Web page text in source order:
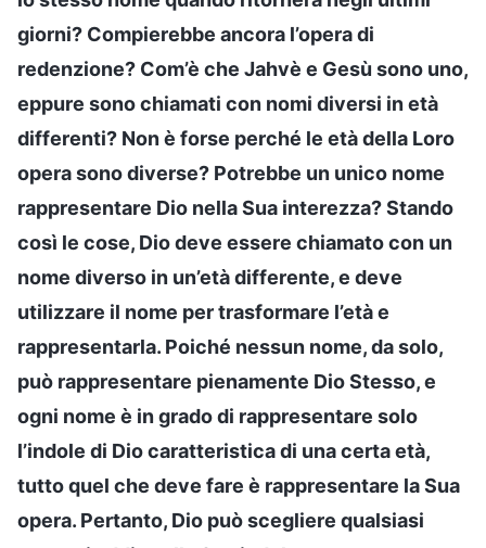
giorni? Compierebbe ancora l’opera di
redenzione? Com’è che Jahvè e Gesù sono uno,
eppure sono chiamati con nomi diversi in età
differenti? Non è forse perché le età della Loro
opera sono diverse? Potrebbe un unico nome
rappresentare Dio nella Sua interezza? Stando
così le cose, Dio deve essere chiamato con un
nome diverso in un’età differente, e deve
utilizzare il nome per trasformare l’età e
rappresentarla. Poiché nessun nome, da solo,
può rappresentare pienamente Dio Stesso, e
ogni nome è in grado di rappresentare solo
l’indole di Dio caratteristica di una certa età,
tutto quel che deve fare è rappresentare la Sua
opera. Pertanto, Dio può scegliere qualsiasi